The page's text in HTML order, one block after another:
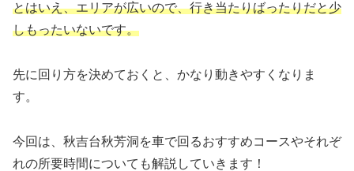
とはいえ、エリアが広いので、行き当たりばったりだと少
しもったいないです。
先に回り方を決めておくと、かなり動きやすくなりま
す。
今回は、秋吉台秋芳洞を車で回るおすすめコースやそれぞ
れの所要時間についても解説していきます！